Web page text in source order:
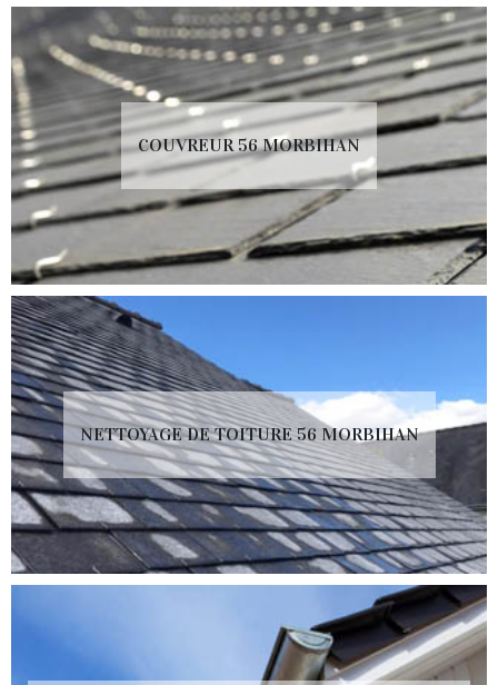
COUVREUR 56 MORBIHAN
NETTOYAGE DE TOITURE 56 MORBIHAN